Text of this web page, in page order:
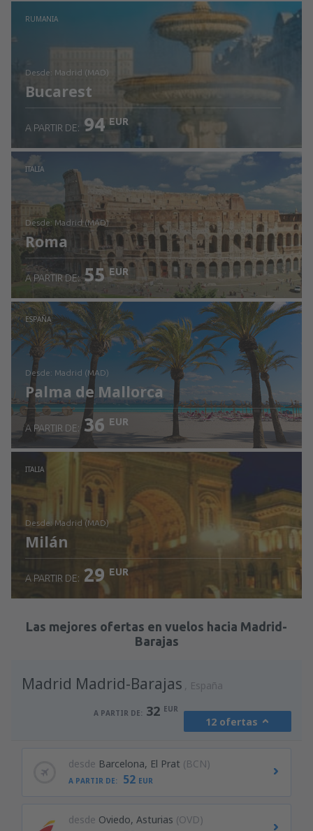
RUMANIA
desde: Madrid (MAD)
Bucarest
Revisa los detalles
A PARTIR DE: 94 EUR
ITALIA
desde: Madrid (MAD)
Roma
Revisa los detalles
A PARTIR DE: 55 EUR
ESPAÑA
desde: Madrid (MAD)
Palma de Mallorca
Revisa los detalles
A PARTIR DE: 36 EUR
ITALIA
desde: Madrid (MAD)
Milán
Revisa los detalles
A PARTIR DE: 29 EUR
Las mejores ofertas en vuelos hacia Madrid-
Barajas
Madrid Madrid-Barajas España
A PARTIR DE: 32 EUR
12 ofertas
desde Barcelona, El Prat (BCN)
A PARTIR DE: 52 EUR
desde Oviedo, Asturias (OVD)